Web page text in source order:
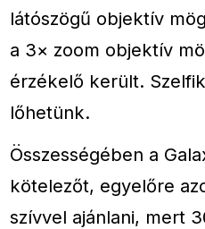
látószögű objektív
a 3× zoom objektív
érzékelő került.
lőhetünk.
Összességében a
kötelezőt, egyelőre
szívvel ajánlani, mert